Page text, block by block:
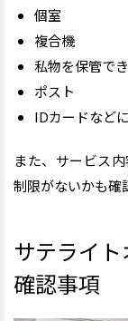
個室
複合機
私物を保管で
ポスト
IDカードなど
また、サービス
制限がないかも確
サテライ
確認事項